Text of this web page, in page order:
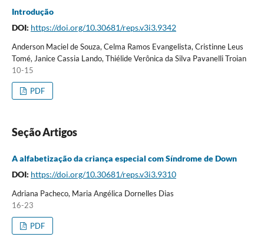
Introdução
DOI: https://doi.org/10.30681/reps.v3i3.9342
Anderson Maciel de Souza, Celma Ramos Evangelista, Cristinne Leus
Tomé, Janice Cassia Lando, Thiélide Verônica da Silva Pavanelli Troian
10-15
PDF
Seção Artigos
A alfabetização da criança especial com Síndrome de Down
DOI: https://doi.org/10.30681/reps.v3i3.9310
Adriana Pacheco, Maria Angélica Dornelles Dias
16-23
PDF